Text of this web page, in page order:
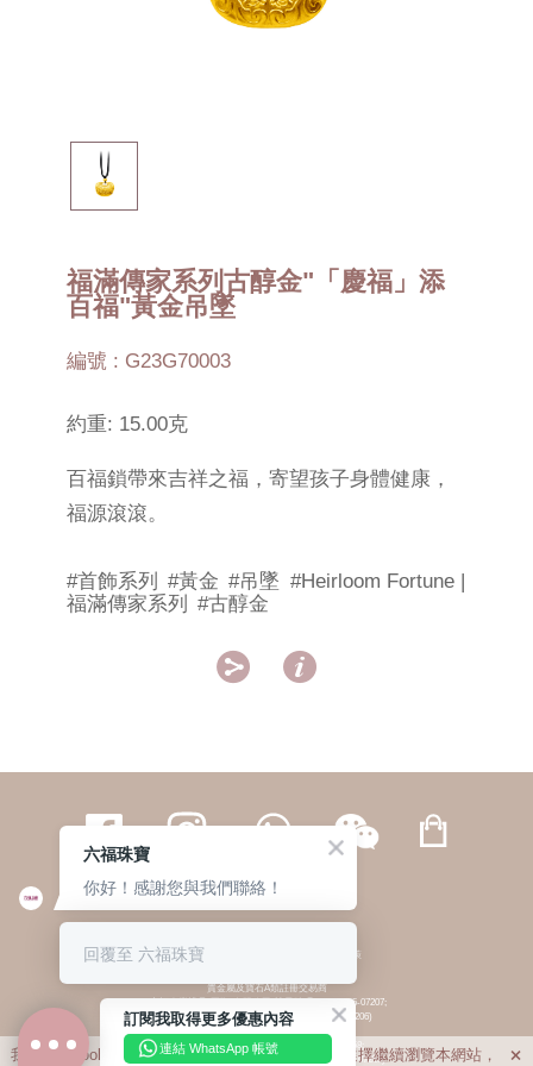
福滿傳家系列古醇金"「慶福」添
百福"黃金吊墜
編號 : G23G70003
約重: 15.00克
百福鎖帶來吉祥之福，寄望孩子身體健康，
福源滾滾。
#首飾系列 #黃金 #吊墜 #Heirloom Fortune |
福滿傳家系列
#古醇金
 
繁體 | 簡体
© 六福集團 版權所有 不得轉載 私隱政策
貴金屬及寶石A類註冊交易商
(六福企業禮品(國際)有限公司-註冊號碼:A-B-24-05-07207;
六福電子商貿有限公司-註冊號碼:A-B-24-05-07206)
貴金屬及寶石B類註冊交易商
(六福集團有限公司-註冊號碼:B-B-24-05-07258;
六福珠寶金行(香港)有限公司-註冊號碼:B-B-24-05-07259)
我們利用cookies為您提供最佳的瀏覽體驗。若您選擇繼續瀏覽本網站， 
訂閱我取得更多優惠內容
連結 WhatsApp 帳號
六福珠寶
你好！感謝您與我們聯絡！
回覆至 六福珠寶